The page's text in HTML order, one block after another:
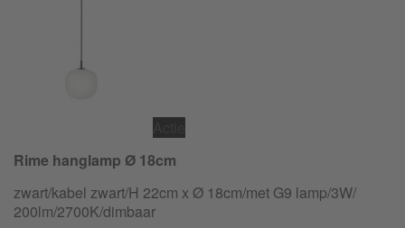
Rime hanglamp Ø 18cm
zwart/kabel zwart/H 22cm x Ø 18cm/met G9 lamp/3W/
200lm/2700K/dimbaar